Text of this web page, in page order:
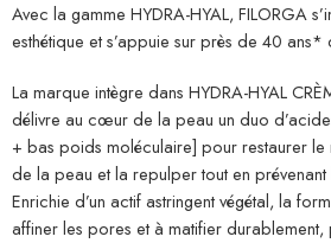
Avec la gamme HYDRA-HYAL, FILORGA
esthétique et s’appuie sur près de 40 ans*
La marque intègre dans HYDRA-HYAL
délivre au cœur de la peau un duo
+ bas poids moléculaire] pour restaurer le
de la peau et la repulper tout en prévenant
Enrichie d’un actif astringent végétal, la
affiner les pores et à matifier durablement,